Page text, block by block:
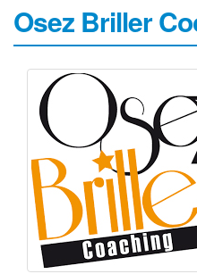
Osez Briller